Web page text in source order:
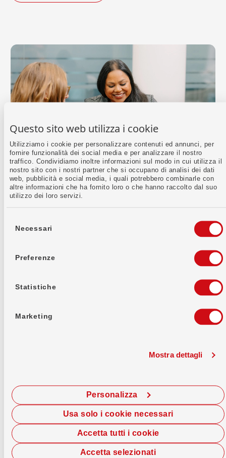
Questo sito web utilizza i cookie
Utilizziamo i cookie per personalizzare contenuti ed annunci, per
fornire funzionalità dei social media e per analizzare il nostro
traffico. Condividiamo inoltre informazioni sul modo in cui utilizza il
nostro sito con i nostri partner che si occupano di analisi dei dati
web, pubblicità e social media, i quali potrebbero combinarle con
altre informazioni che ha fornito loro o che hanno raccolto dal suo
utilizzo dei loro servizi.
Necessari
Preferenze
Statistiche
Marketing
Mostra dettagli
Accetta tutti i cookie
Personalizza
Accetta selezionati
Usa solo i cookie necessari
Carriera
Da noi la persona è al centro di tutto. Con noi farai
crescita personale. Scopri tutto sulla nostra cultura
presso la Banca WIR
Sarà il tuo primo conto
presso la Banca WIR
Apri subito il tuo primo conto